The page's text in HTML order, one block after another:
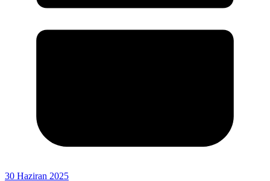
30 Haziran 2025